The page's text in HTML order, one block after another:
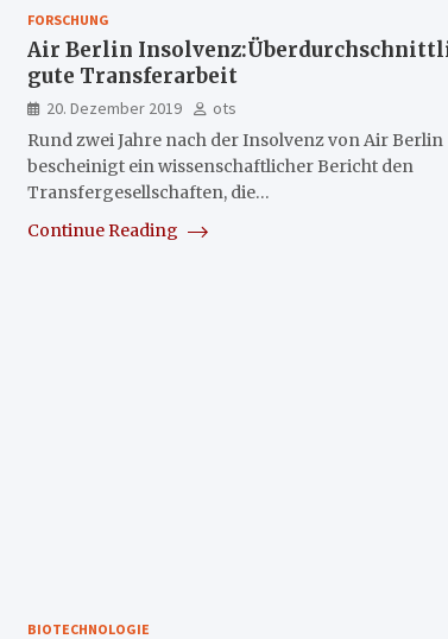
FORSCHUNG
Air Berlin
gute Transferarbeit
20. Dezember 2019
ots
Rund zwei Jahre nach der Insolvenz von Air Berlin
bescheinigt ein wissenschaftlicher Bericht den
Transfergesellschaften, die…
Continue Reading
BIOTECHNOLOGIE